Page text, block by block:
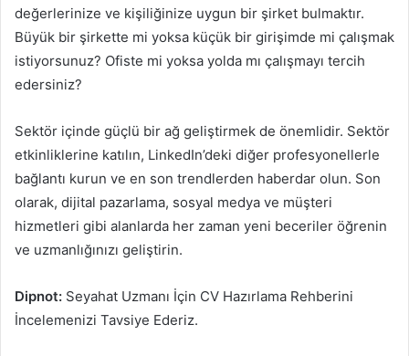
değerlerinize ve kişiliğinize uygun bir şirket bulmaktır.
Büyük bir şirkette mi yoksa küçük bir girişimde mi çalışmak
istiyorsunuz? Ofiste mi yoksa yolda mı çalışmayı tercih
edersiniz?
Sektör içinde güçlü bir ağ geliştirmek de önemlidir. Sektör
etkinliklerine katılın, LinkedIn’deki diğer profesyonellerle
bağlantı kurun ve en son trendlerden haberdar olun. Son
olarak, dijital pazarlama, sosyal medya ve müşteri
hizmetleri gibi alanlarda her zaman yeni beceriler öğrenin
ve uzmanlığınızı geliştirin.
Dipnot: Seyahat Uzmanı İçin CV Hazırlama Rehberini
İncelemenizi Tavsiye Ederiz.